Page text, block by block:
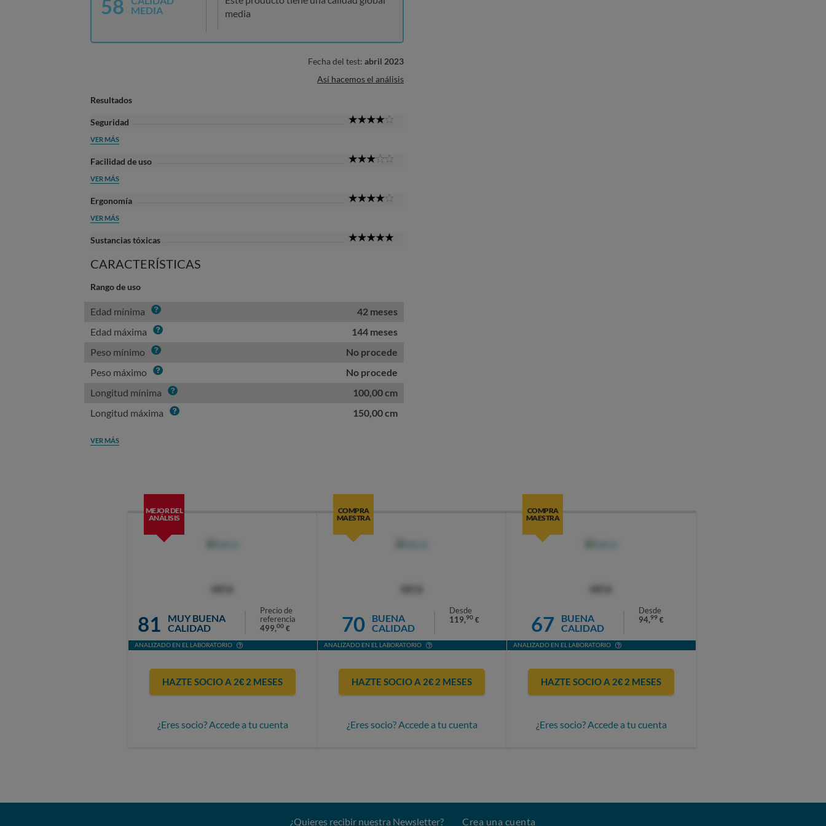
58
MEDIA
media
Fecha del test: abril 2023
Así hacemos el análisis
Resultados
Seguridad
VER MÁS
Facilidad de uso
VER MÁS
Ergonomía
VER MÁS
Sustancias tóxicas
CARACTERÍSTICAS
Rango de uso
Edad mínima Info
42 meses
Edad máxima Info
144 meses
Peso mínimo Info
No procede
Peso máximo Info
No procede
Longitud mínima Info
100,00 cm
Longitud máxima Info 150,00 cm
VER MÁS
MEJOR DEL
ANÁLISIS
81
MUY BUENA
CALIDAD
Precio de
referencia
499,00 €
ANALIZADO EN EL LABORATORIO
HAZTE SOCIO A 2€ 2 MESES
¿Eres socio? Accede a tu cuenta
COMPRA
MAESTRA
70
BUENA
CALIDAD
Desde
119,90 €
ANALIZADO EN EL LABORATORIO
HAZTE SOCIO A 2€ 2 MESES
¿Eres socio? Accede a tu cuenta
COMPRA
MAESTRA
67
BUENA
CALIDAD
Desde
94,99 €
ANALIZADO EN EL LABORATORIO
HAZTE SOCIO A 2€ 2 MESES
¿Eres socio? Accede a tu cuenta
¿Quieres recibir nuestra Newsletter? Crea una cuenta